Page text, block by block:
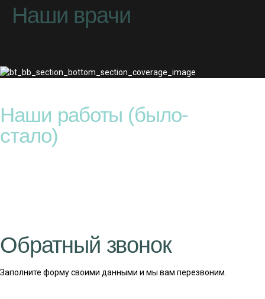
Наши врачи
Наши работы (было-
стало)
Обратный звонок
Заполните форму своими данными и мы вам перезвоним.